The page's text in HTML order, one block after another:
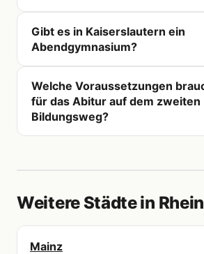
Gibt es in Kaiserslautern ein
Abendgymnasium?
Welche Voraussetzungen
für das Abitur auf dem zweiten
Bildungsweg?
Weitere Städte in
Mainz